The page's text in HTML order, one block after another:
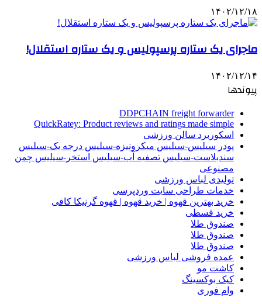
۱۴۰۲/۱۲/۱۸
ماجرای یک ستاره پرسپولیس و یک ستاره استقلال!
۱۴۰۲/۱۲/۱۴
پیوندها
DDPCHAIN freight forwarder
QuickRatey: Product reviews and ratings made simple
اسکوربرد سالن ورزشی
پودر سیلیس-سیلیس میکرونیزه-سیلیس درجه یک-سیلیس
سندبلاست-سیلیس تصفیه آب-سیلیس استخر-سیلیس چمن
مصنوعی
تولیدی لباس ورزشی
خدمات طراحی سایت وردپرسی
خرید بهترین قهوه | خرید قهوه | قهوه گرنیکا کافی
خرید قسطی
صندوق طلا
صندوق طلا
صندوق طلا
عمده فروشی لباس ورزشی
کاشت مو
کیک بوکسینگ
وام فوری